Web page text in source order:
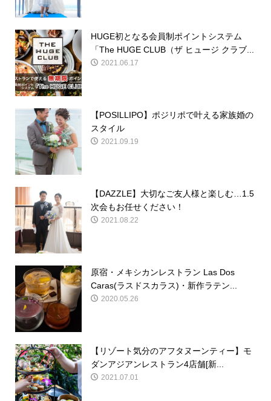
HUGE初となる会員制ポイントシステム
「The HUGE CLUB（ザ ヒュージ クラブ...
2021.06.17
【POSILLIPO】ポジリポで叶える家族婚の
スタイル
2021.09.19
【DAZZLE】大切なご友人様と楽しむ…1.5
次会もお任せください！
2021.08.22
原宿・メキシカンレストラン Las Dos
Caras(ラスドスカラス)・新作ラテン...
2020.05.26
【リゾート気分のアフタヌーンティー】モ
ダンアジアンレストラン4店舗[新...
2021.07.01